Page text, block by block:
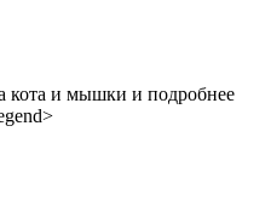
кота и мышки и подробнее